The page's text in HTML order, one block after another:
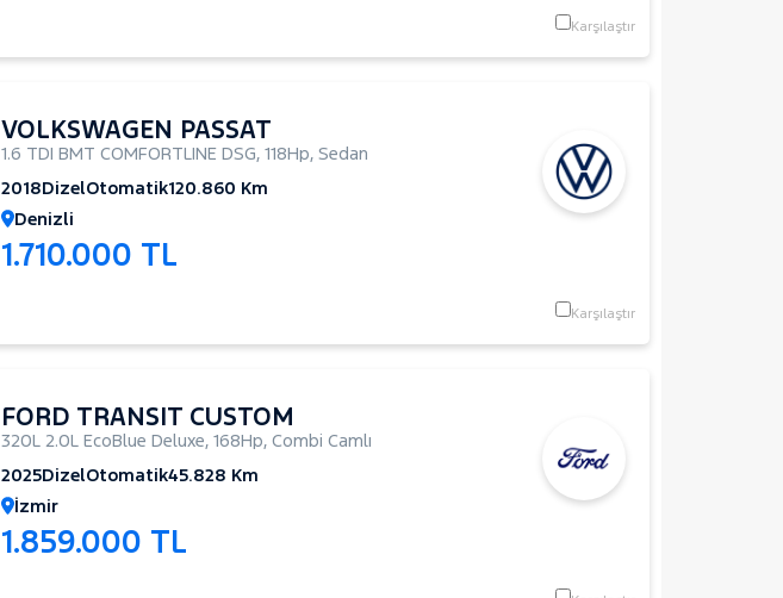
Karşılaştır
VOLKSWAGEN PASSAT
1.6 TDI BMT COMFORTLINE DSG, 118Hp, Sedan
2018DizelOtomatik120.860 Km
Denizli
1.710.000 TL
Karşılaştır
FORD TRANSIT CUSTOM
320L 2.0L EcoBlue Deluxe, 168Hp, Combi Camlı
2025DizelOtomatik45.828 Km
İzmir
1.859.000 TL